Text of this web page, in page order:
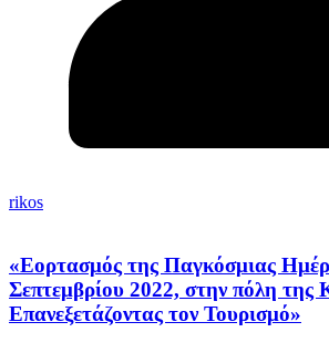
rikos
«Εορτασμός της Παγκόσμιας
Σεπτεμβρίου 2022, στην πόλη της
Επανεξετάζοντας τον Τουρισμό»